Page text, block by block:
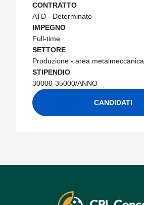
CONTRATTO
ATD - Determinato
IMPEGNO
Full-time
SETTORE
Produzione - area metalmeccanica
STIPENDIO
30000-35000/ANNO
CANDIDATI